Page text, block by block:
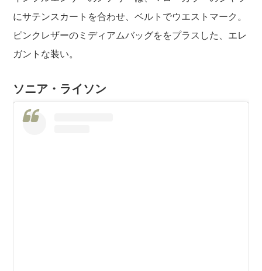
にサテンスカートを合わせ、ベルトでウエストマーク。
ピンクレザーのミディアムバッグををプラスした、エレ
ガントな装い。
ソニア・ライソン